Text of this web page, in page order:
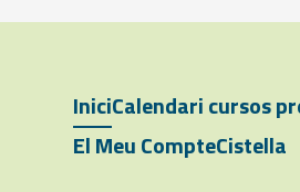
IniciCalendari cursos
El Meu CompteCistella